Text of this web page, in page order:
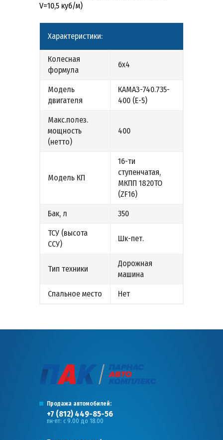
V=10,5 куб/м)
Характеристики:
Колесная
формула
6х4
Модель
двигателя
КАМАЗ-740.735-
400 (E-5)
Макс.полез.
мощность
(нетто)
400
Модель КП
16-ти
ступенчатая,
МКПП 1820ТО
(ZF16)
Бак, л 350
ТСУ (высота
ССУ)
Шк-пет.
Тип техники
Дорожная
машина
Спальное место Нет
Продажа автомобилей:
+7 (812) 449-85-56
пн-пт: с 9.00 до 18.00